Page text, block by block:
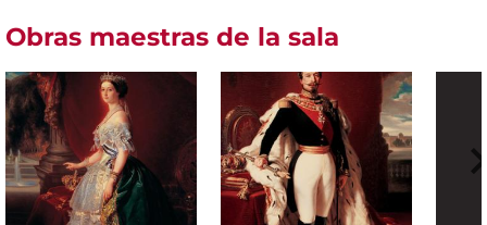
Obras maestras de la sala